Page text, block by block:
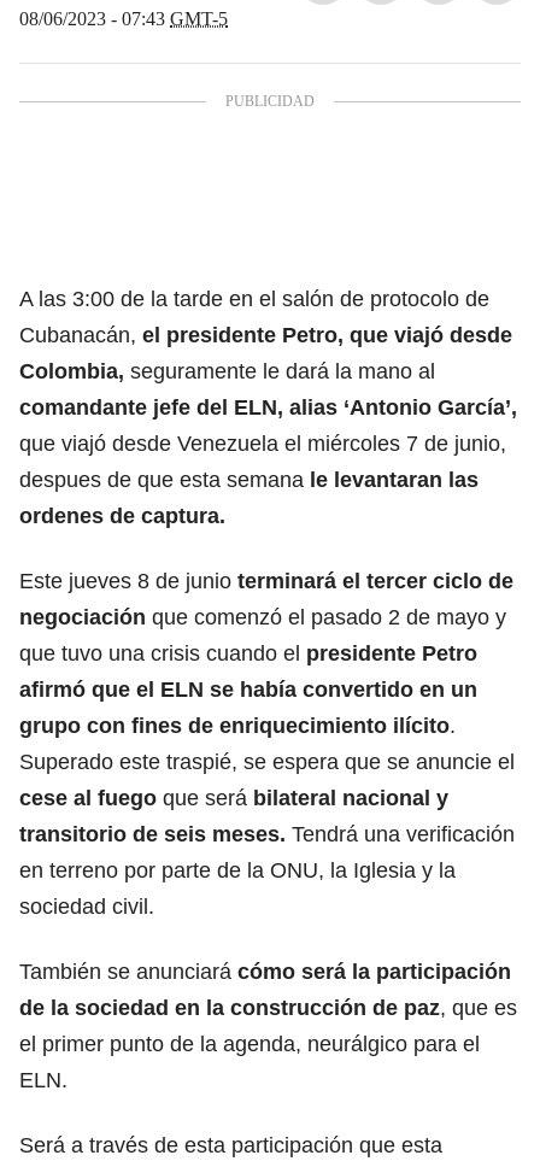
08/06/2023 - 07:43 GMT-5
A las 3:00 de la tarde en el salón de protocolo de
Cubanacán, el presidente Petro, que viajó desde
Colombia, seguramente le dará la mano al
comandante jefe del ELN, alias ‘Antonio García’,
que viajó desde Venezuela el miércoles 7 de junio,
despues de que esta semana le levantaran las
ordenes de captura.
Este jueves 8 de junio terminará el tercer ciclo de
negociación que comenzó el pasado 2 de mayo y
que tuvo una crisis cuando el presidente Petro
afirmó que el ELN se había convertido en un
grupo con fines de enriquecimiento ilícito.
Superado este traspié, se espera que se anuncie el
cese al fuego que será bilateral nacional y
transitorio de seis meses. Tendrá una verificación
en terreno por parte de la ONU, la Iglesia y la
sociedad civil.
También se anunciará cómo será la participación
de la sociedad en la construcción de paz, que es
el primer punto de la agenda, neurálgico para el
ELN.
Será a través de esta participación que esta